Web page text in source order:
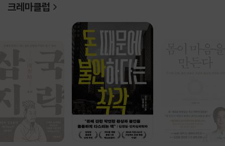
크레마클럽